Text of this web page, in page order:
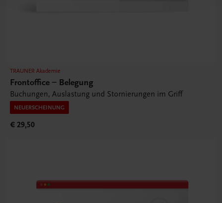
TRAUNER Akademie
Frontoffice – Belegung
Buchungen, Auslastung und Stornierungen im Griff
NEUERSCHEINUNG
€ 29,50